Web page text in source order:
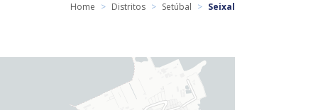
Home > Distritos > Setúbal > Seixal